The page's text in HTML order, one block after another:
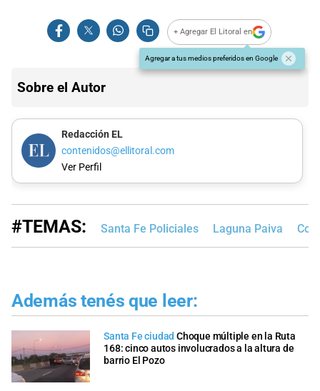
+ Agregar El Litoral en
Agregar a tus medios preferidos en Google
Sobre el Autor
Redacción EL
contenidos@ellitoral.com
Ver Perfil
#TEMAS: Santa Fe Policiales Laguna Paiva
Además tenés que leer:
Santa Fe ciudad Choque múltiple en la Ruta
168: cinco autos involucrados a la altura de
barrio El Pozo